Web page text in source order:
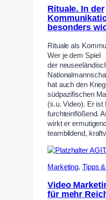
Rituale. In der
besonders
Rituale als
Wer je dem Spiel
der
hat auch den
südpazifischen
(s.u. Video). Er ist
furchteinflößend.
wirkt er
teambildend,
Marketing, Tipps
Video
für mehr